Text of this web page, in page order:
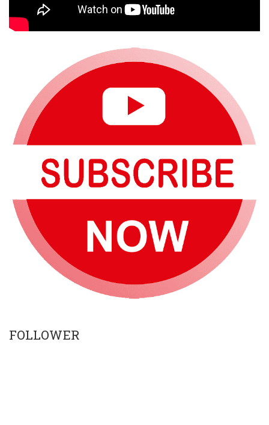
FOLLOWER